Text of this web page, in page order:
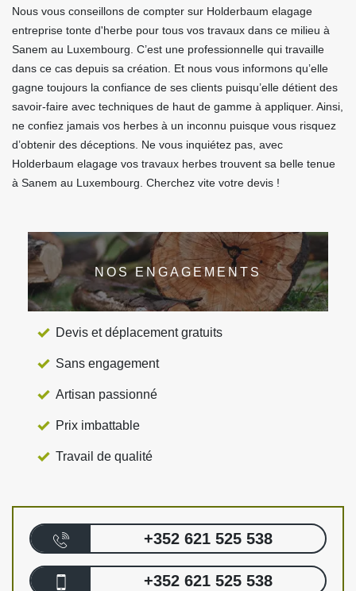
Nous vous conseillons de compter sur Holderbaum elagage
entreprise tonte d'herbe pour tous vos travaux dans ce milieu à
Sanem au Luxembourg. C’est une professionnelle qui travaille
dans ce cas depuis sa création. Et nous vous informons qu’elle
gagne toujours la confiance de ses clients puisqu’elle détient des
savoir-faire avec techniques de haut de gamme à appliquer. Ainsi,
ne confiez jamais vos herbes à un inconnu puisque vous risquez
d’obtenir des déceptions. Ne vous inquiétez pas, avec
Holderbaum elagage vos travaux herbes trouvent sa belle tenue
à Sanem au Luxembourg. Cherchez vite votre devis !
NOS ENGAGEMENTS
Devis et déplacement gratuits
Sans engagement
Artisan passionné
Prix imbattable
Travail de qualité
+352 621 525 538
+352 621 525 538